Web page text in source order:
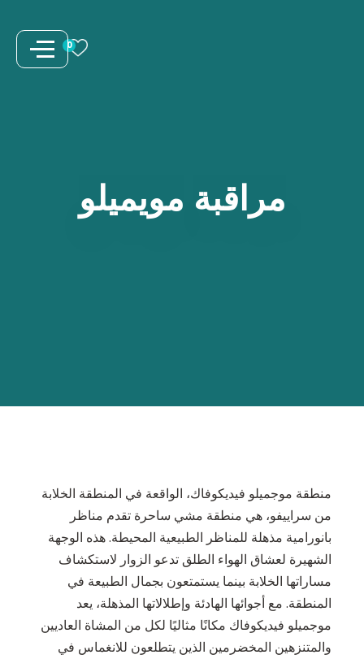
0
مراقبة مويميلو
منطقة موجميلو فيديكوفاك، الواقعة في المنطقة الخلابة
من سراييفو، هي منطقة مشي ساحرة تقدم مناظر
بانورامية مذهلة للمناظر الطبيعية المحيطة. هذه الوجهة
الشهيرة لعشاق الهواء الطلق تدعو الزوار لاستكشاف
مساراتها الخلابة بينما يستمتعون بجمال الطبيعة في
المنطقة. مع أجوائها الهادئة وإطلالاتها المذهلة، يعد
موجميلو فيديكوفاك مكانًا مثاليًا لكل من المشاة العاديين
والمتنزهين المخضرمين الذين يتطلعون للانغماس في